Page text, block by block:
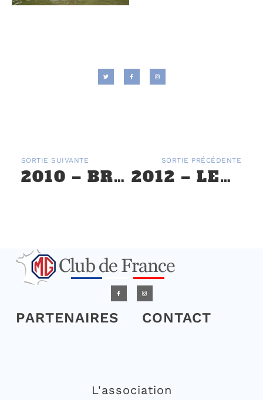
SORTIE SUIVANTE
2010 – BRITISH CAR MEETING À MORGES (CH) LE 2 OCTOBRE
SORTIE PRÉCÉDENTE
2012 – LES 10 ANS DE LA MG TF DANS LE BOURBONNAIS
PARTENAIRES CONTACT
L'association